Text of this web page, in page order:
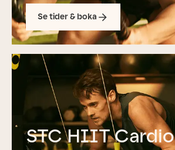
Se tider & boka
STC HIIT Cardio